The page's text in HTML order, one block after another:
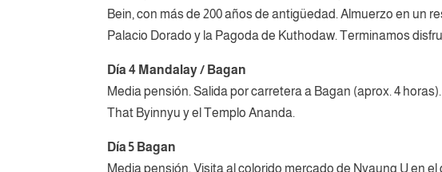
Bein, con más de 200 años de antigüedad. Almuerzo en un
Palacio Dorado y la Pagoda de Kuthodaw. Terminamos
Día 4 Mandalay / Bagan
Media pensión. Salida por carretera a Bagan (aprox. 4
That Byinnyu y el Templo Ananda.
Día 5 Bagan
Media pensión. Visita al colorido mercado de Nyaung U en